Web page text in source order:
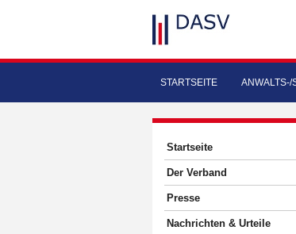
STARTSEITE ANWALTS-/
Startseite
Der Verband
Presse
Nachrichten & Urteile